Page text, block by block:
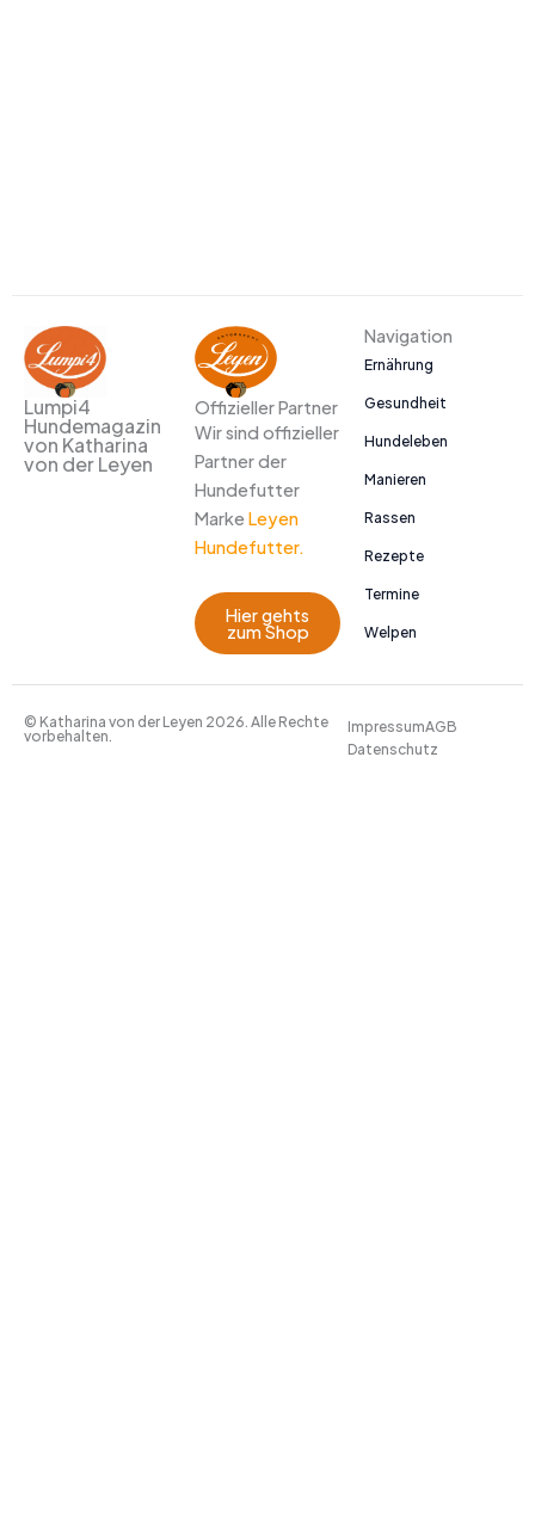
Lumpi4
Hundemagazin
von Katharina
von der Leyen
Offizieller Partner
Wir sind offizieller
Partner der
Hundefutter
Marke Leyen
Hundefutter.
Hier gehts
zum Shop
Navigation
Ernährung
Gesundheit
Hundeleben
Manieren
Rassen
Rezepte
Termine
Welpen
© Katharina von der Leyen 2026. Alle Rechte
vorbehalten.
ImpressumAGB
Datenschutz